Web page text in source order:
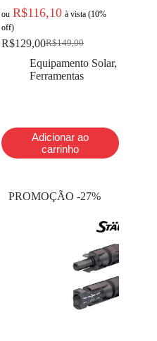
ou R$116,10 à vista (10%
off)
R$149,00
R$129,00
Equipamento Solar,
Ferramentas
Adicionar ao
carrinho
PROMOÇÃO -27%